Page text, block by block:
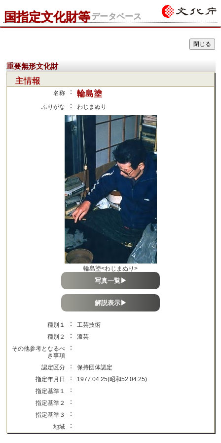
国指定文化財等データベース
重要無形文化財
主情報
名称 ： 輪島塗
ふりがな ： わじまぬり
輪島塗<わじまぬり>
写真一覧▶
解説表示▶
種別１ ：
工芸技術
種別２
：
漆芸
その他参考となるべ
き事項
：
認定区分 ：
保持団体認定
指定年月日
：
1977.04.25(昭和52.04.25)
指定基準１
：
指定基準２ ：
指定基準３ ：
地域 ：